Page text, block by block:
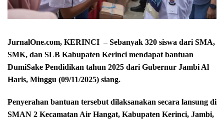
JurnalOne.com, KERINCI – Sebanyak 320 siswa dari SMA,
SMK, dan SLB Kabupaten Kerinci mendapat bantuan
DumiSake Pendidikan tahun 2025 dari Gubernur Jambi Al
Haris, Minggu (09/11/2025) siang.
Penyerahan bantuan tersebut dilaksanakan secara lansung di
SMAN 2 Kecamatan Air Hangat, Kabupaten Kerinci, Jambi,